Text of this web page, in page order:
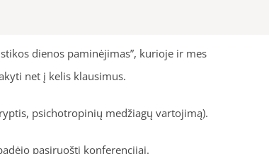
dienos paminėjimas”, kurioje ir mes
net į kelis klausimus.
psichotropinių medžiagų vartojimą).
pasiruošti konferencijai.